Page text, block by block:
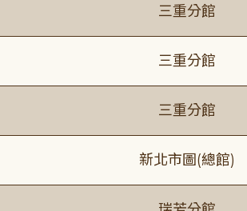
三重分館
三重分館
三重分館
新北市圖(總館)